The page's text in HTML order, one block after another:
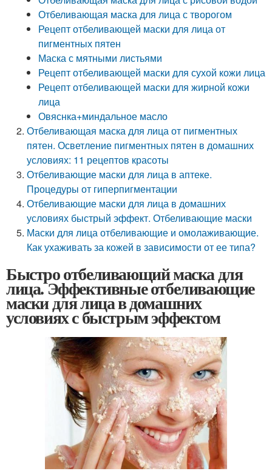
Отбеливающая маска для лица с творогом
Рецепт отбеливающей маски для лица от
пигментных пятен
Маска с мятными листьями
Рецепт отбеливающей маски для сухой кожи лица
Рецепт отбеливающей маски для жирной кожи
лица
Овяснка+миндальное масло
Отбеливающая маска для лица от пигментных
пятен. Осветление пигментных пятен в домашних
условиях: 11 рецептов красоты
Отбеливающие маски для лица в аптеке.
Процедуры от гиперпигментации
Отбеливающие маски для лица в домашних
условиях быстрый эффект. Отбеливающие маски
Маски для лица отбеливающие и омолаживающие.
Как ухаживать за кожей в зависимости от ее типа?
Быстро отбеливающий маска для
лица. Эффективные отбеливающие
маски для лица в домашних
условиях с быстрым эффектом